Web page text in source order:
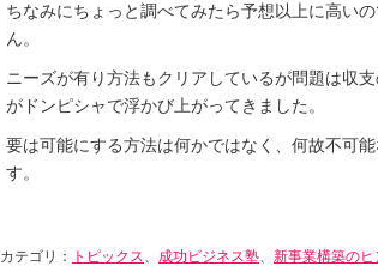
ちなみにちょっと調べてみたら予想以上に高い
ん。
ニーズが有り方法もクリアしているが問題は収
がドンピシャで浮かび上がってきました。
要は可能にする方法は何かではなく、何故不可
す。
カテゴリ： トピックス 成功ビジネス塾 新事業構築のヒ